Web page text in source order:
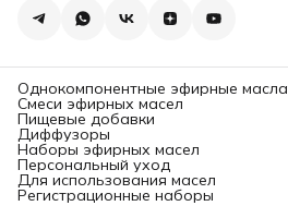
Однокомпонентные эфирные масла
Смеси эфирных масел
Пищевые добавки
Диффузоры
Наборы эфирных масел
Персональный уход
Для использования масел
Регистрационные наборы